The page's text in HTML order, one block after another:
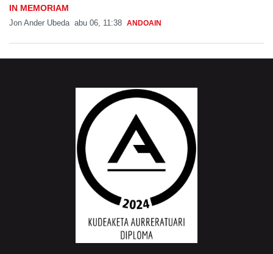
IN MEMORIAM
Jon Ander Ubeda abu 06, 11:38 ANDOAIN